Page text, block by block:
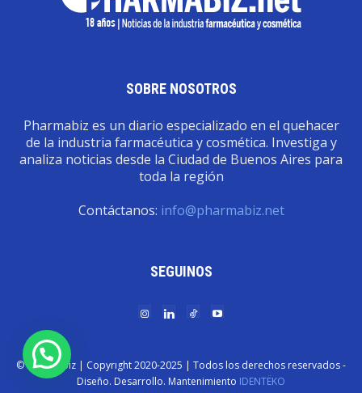
SOBRE NOSOTROS
Pharmabiz es un diario especializado en el quehacer
de la industria farmacéutica y cosmética. Investiga y
analiza noticias desde la Ciudad de Buenos Aires para
toda la región
Contáctanos: info@pharmabiz.net
SEGUINOS
© Pharmabiz | Copyrıght 2020-2025 | Todos los derechos reservados -
Diseño. Desarrollo. Mantenimiento IDENTËKO